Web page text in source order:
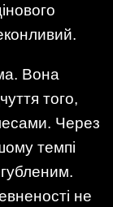
Вона
того,
Через
темпі
не